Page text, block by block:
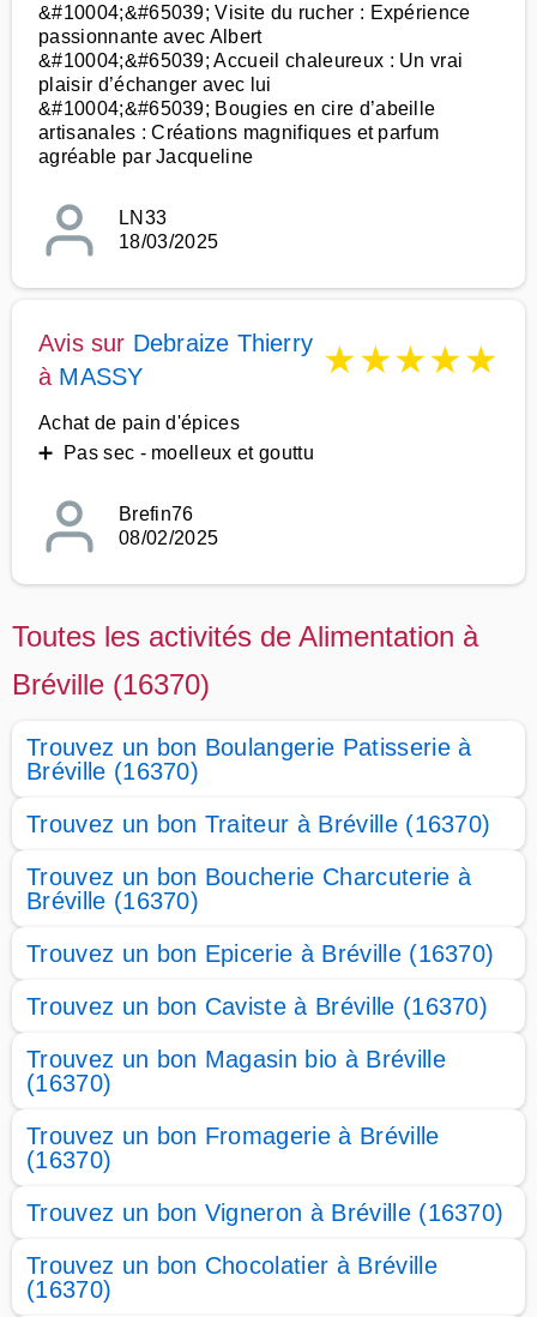
&#10004;&#65039; Visite du rucher : Expérience
passionnante avec Albert
&#10004;&#65039; Accueil chaleureux : Un vrai
plaisir d’échanger avec lui
&#10004;&#65039; Bougies en cire d’abeille
artisanales : Créations magnifiques et parfum
agréable par Jacqueline
LN33
18/03/2025
Avis sur Debraize Thierry
à MASSY ★★★★★
Achat de pain d'épices
➕ Pas sec - moelleux et gouttu
Brefin76
08/02/2025
Toutes les activités de Alimentation à
Bréville (16370)
Trouvez un bon Boulangerie Patisserie à
Bréville (16370)
Trouvez un bon Traiteur à Bréville (16370)
Trouvez un bon Boucherie Charcuterie à
Bréville (16370)
Trouvez un bon Epicerie à Bréville (16370)
Trouvez un bon Caviste à Bréville (16370)
Trouvez un bon Magasin bio à Bréville
(16370)
Trouvez un bon Fromagerie à Bréville
(16370)
Trouvez un bon Vigneron à Bréville (16370)
Trouvez un bon Chocolatier à Bréville
(16370)